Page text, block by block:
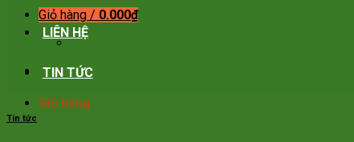
Giỏ hàng / 0.000₫
Giỏ hàng
LIÊN HỆ
TIN TỨC
Tin tức